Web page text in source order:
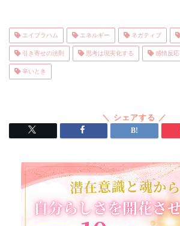
エイブラハム エネルギー ネガティブ
引き寄せの法則 思考は現実化する 感情反応
辛いとき